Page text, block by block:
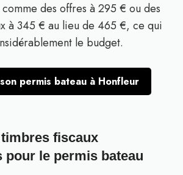
des offres à 295 € ou des
à 345 € au lieu de 465 €, ce qui
le budget.
permis bateau à Honfleur
fiscaux
pour le permis bateau